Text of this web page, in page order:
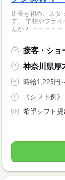
店長を初め、スタ
す。 学校やプライベートと両立しながら 一緒に楽しく働いてみませ
んか？ ＝＝＝＝
接客・ショ
神奈川県厚
時給1,225円
《シフト例
希望シフト